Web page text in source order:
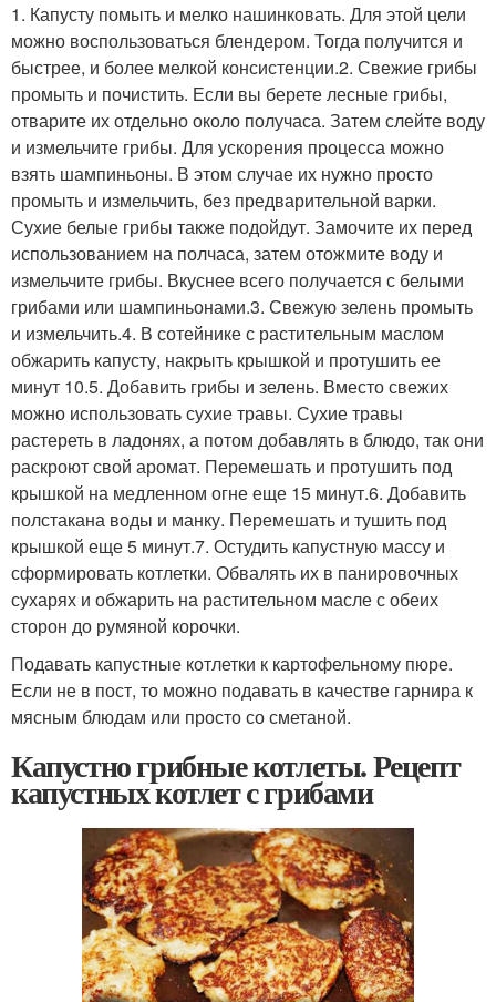
1. Капусту помыть и мелко нашинковать. Для этой цели
можно воспользоваться блендером. Тогда получится и
быстрее, и более мелкой консистенции.2. Свежие грибы
промыть и почистить. Если вы берете лесные грибы,
отварите их отдельно около получаса. Затем слейте воду
и измельчите грибы. Для ускорения процесса можно
взять шампиньоны. В этом случае их нужно просто
промыть и измельчить, без предварительной варки.
Сухие белые грибы также подойдут. Замочите их перед
использованием на полчаса, затем отожмите воду и
измельчите грибы. Вкуснее всего получается с белыми
грибами или шампиньонами.3. Свежую зелень промыть
и измельчить.4. В сотейнике с растительным маслом
обжарить капусту, накрыть крышкой и протушить ее
минут 10.5. Добавить грибы и зелень. Вместо свежих
можно использовать сухие травы. Сухие травы
растереть в ладонях, а потом добавлять в блюдо, так они
раскроют свой аромат. Перемешать и протушить под
крышкой на медленном огне еще 15 минут.6. Добавить
полстакана воды и манку. Перемешать и тушить под
крышкой еще 5 минут.7. Остудить капустную массу и
сформировать котлетки. Обвалять их в панировочных
сухарях и обжарить на растительном масле с обеих
сторон до румяной корочки.
Подавать капустные котлетки к картофельному пюре.
Если не в пост, то можно подавать в качестве гарнира к
мясным блюдам или просто со сметаной.
Капустно грибные котлеты. Рецепт
капустных котлет с грибами